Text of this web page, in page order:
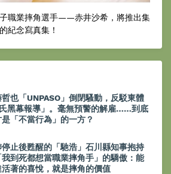
職業摔角選手——赤井沙希，將推出集
紀念寫真集！
哲也「UNPASO」倒閉騷動，反駁東體
氏黑幕報導」。毫無預警的解雇……到底
「不當行為」的一方？
停止後甦醒的「馳浩」石川縣知事抱持
我到死都想當職業摔角手」的驕傲：能
活著的喜悅，就是摔角的價值